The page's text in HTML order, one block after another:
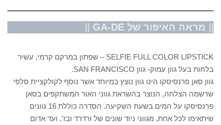
|| מראה האיפור של GA-DE ||
SELFIE FULL COLOR LIPSTICK – שפתון במרקם קרמי, עשיר
בלחות בעל גוון עמוק- גוון SAN FRANCISCO.
גוון סאן פרנסיסקו הינו גוון נוצץ במיוחד אשר נוסף לקולקציית סלפי
שרשמה הצלחה, הנוצר בהשראת גווני האור המשתקפים בסאן
פרנסיסקו על המים בשעת השקיעה. הסדרה כוללת 16 גוונים
שיתאימו לכל אחת, מגווני ניוד שונים של ורדרד ובז', ועד אדום